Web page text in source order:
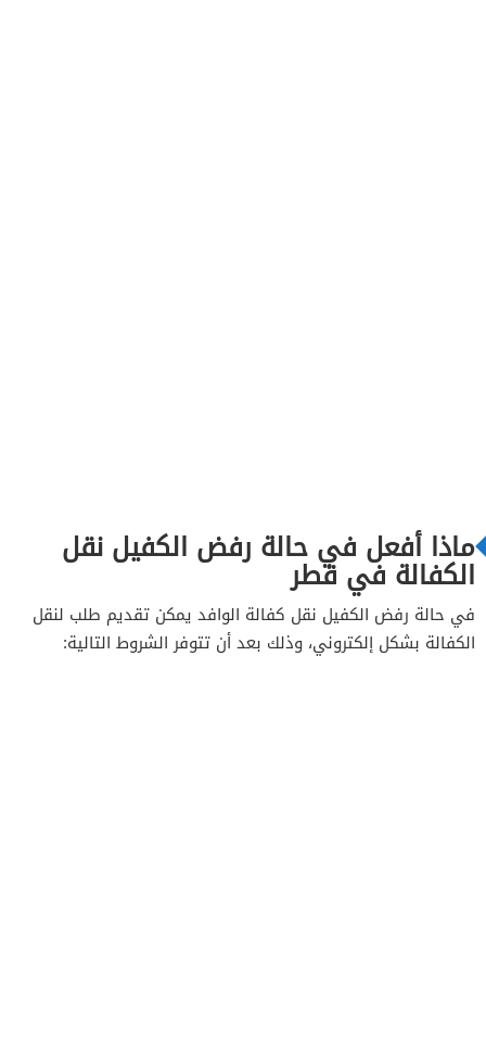
ماذا أفعل في حالة رفض الكفيل نقل
الكفالة في قطر
في حالة رفض الكفيل نقل كفالة الوافد يمكن تقديم طلب لنقل
الكفالة بشكل إلكتروني، وذلك بعد أن تتوفر الشروط التالية: